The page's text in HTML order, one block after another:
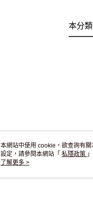
本分
本網站中使用 cookie，欲查詢有
設定，請參閱本網站「 私隱政策
用 cookie。
了解更多 >